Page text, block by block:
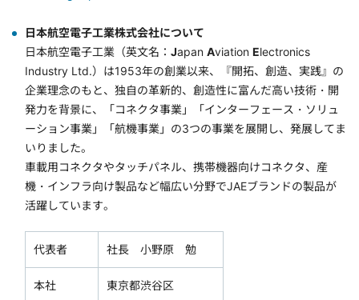
日本航空電子工業株式会社について
日本航空電子工業（英文名： Japan Aviation Electronics
Industry Ltd.）は1953年の創業以来、『開拓、創造、実践』の
企業理念のもと、独自の革新的、創造性に富んだ高い技術・開
発力を背景に、「コネクタ事業」「インターフェース・ソリュ
ーション事業」「航機事業」の3つの事業を展開し、発展してま
いりました。
車載用コネクタやタッチパネル、携帯機器向けコネクタ、産
機・インフラ向け製品など幅広い分野でJAEブランドの製品が
活躍しています。
代表者 社長 小野原 勉
本社 東京都渋谷区